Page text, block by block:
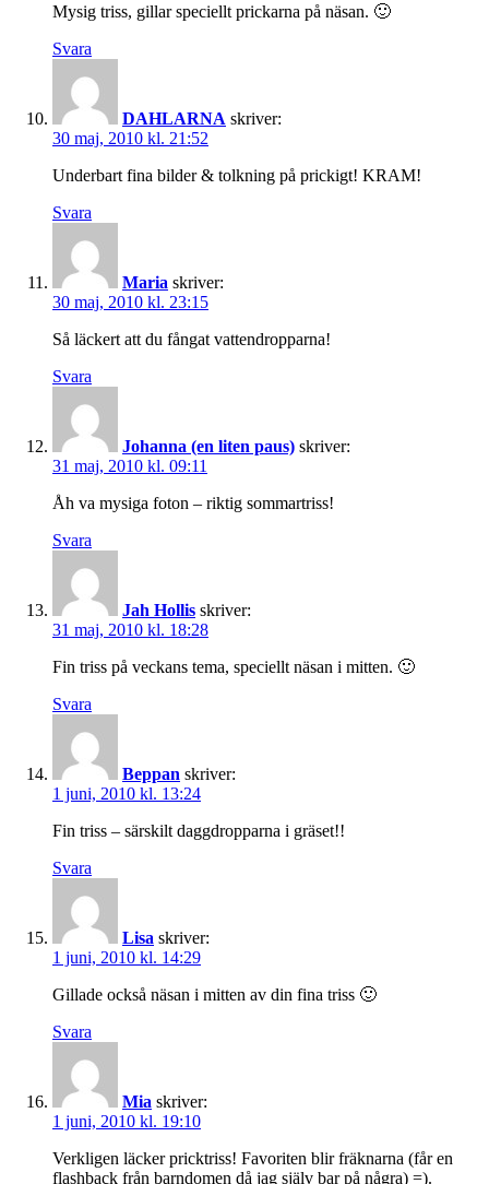
Mysig triss, gillar speciellt prickarna på näsan. 🙂
Svara
DAHLARNA skriver:
30 maj, 2010 kl. 21:52
Underbart fina bilder & tolkning på prickigt! KRAM!
Svara
Maria skriver:
30 maj, 2010 kl. 23:15
Så läckert att du fångat vattendropparna!
Svara
Johanna (en liten paus) skriver:
31 maj, 2010 kl. 09:11
Åh va mysiga foton – riktig sommartriss!
Svara
Jah Hollis skriver:
31 maj, 2010 kl. 18:28
Fin triss på veckans tema, speciellt näsan i mitten. 🙂
Svara
Beppan skriver:
1 juni, 2010 kl. 13:24
Fin triss – särskilt daggdropparna i gräset!!
Svara
Lisa skriver:
1 juni, 2010 kl. 14:29
Gillade också näsan i mitten av din fina triss 🙂
Svara
Mia skriver:
1 juni, 2010 kl. 19:10
Verkligen läcker pricktriss! Favoriten blir fräknarna (får en
flashback från barndomen då jag själv bar på några) =).